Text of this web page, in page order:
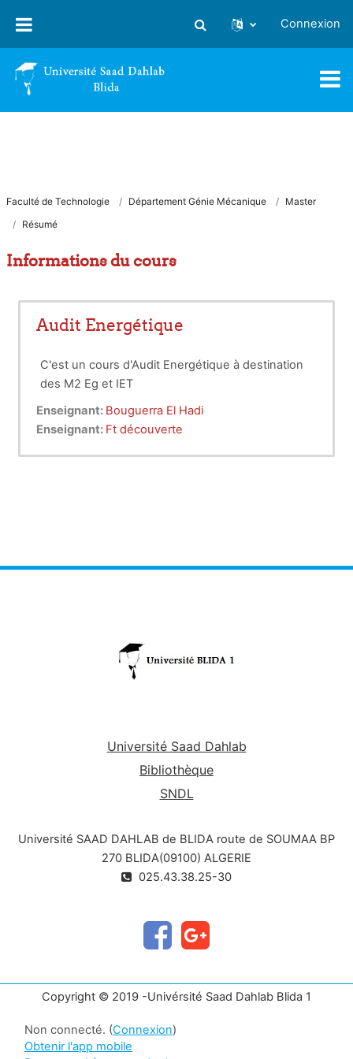
Activer/désactiver la saisie
Connexion
Faculté de Technologie Département Génie Mécanique
Master
Résumé
Informations du cours
Audit Energétique
C'est un cours d'Audit Energétique à destination
des M2 Eg et IET
Enseignant: Bouguerra El Hadi
Enseignant: Ft découverte
Université Saad Dahlab
Bibliothèque
SNDL
Université SAAD DAHLAB de BLIDA route de SOUMAA BP
270 BLIDA(09100) ALGERIE
025.43.38.25-30
Copyright © 2019 -Univérsité Saad Dahlab Blida 1
Non connecté. (Connexion)
Obtenir l'app mobile